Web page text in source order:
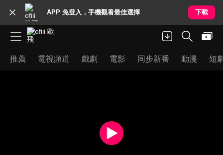
APP 免登入，手機觀看最佳選擇 下載
推薦 電視頻道 戲劇 電影 同步新番 動漫 短